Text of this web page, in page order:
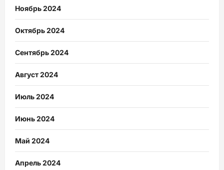
Ноябрь 2024
Октябрь 2024
Сентябрь 2024
Август 2024
Июль 2024
Июнь 2024
Май 2024
Апрель 2024